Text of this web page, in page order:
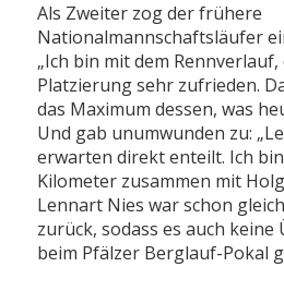
Als Zweiter zog der frühere
Nationalmannschaftsläufer
„Ich bin mit dem
Platzierung sehr zufrieden.
das Maximum dessen, was
Und gab unumwunden zu:
erwarten direkt enteilt. Ich
Kilometer zusammen mit
Lennart Nies war schon
zurück, sodass es auch
beim Pfälzer Berglauf-Pokal